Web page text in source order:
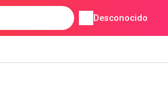
Desconocido